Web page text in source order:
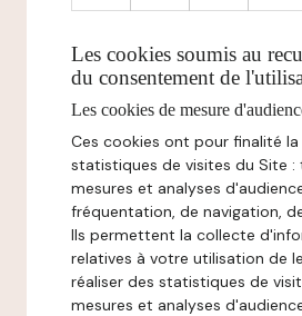
Les cookies soumis au
du consentement de
Les cookies de mesure
Ces cookies ont pour finalité
statistiques de visites du Site :
mesures et analyses
fréquentation, de navigation,
Ils permettent la collecte
relatives à votre utilisation de
réaliser des statistiques de
mesures et analyses